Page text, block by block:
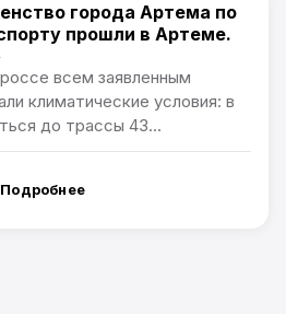
города Артема по
прошли в Артеме.
всем заявленным
климатические условия: в
до трассы 43...
Подробнее